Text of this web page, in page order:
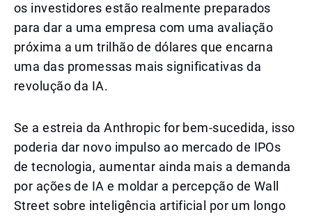
os investidores estão realmente preparados
para dar a uma empresa com uma avaliação
próxima a um trilhão de dólares que encarna
uma das promessas mais significativas da
revolução da IA.
Se a estreia da Anthropic for bem-sucedida, isso
poderia dar novo impulso ao mercado de IPOs
de tecnologia, aumentar ainda mais a demanda
por ações de IA e moldar a percepção de Wall
Street sobre inteligência artificial por um longo